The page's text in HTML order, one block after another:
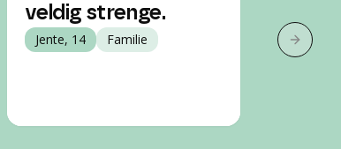
veldig strenge.
Jente, 14 Familie
kanNeste